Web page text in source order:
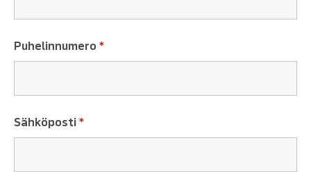
Puhelinnumero *
Sähköposti*